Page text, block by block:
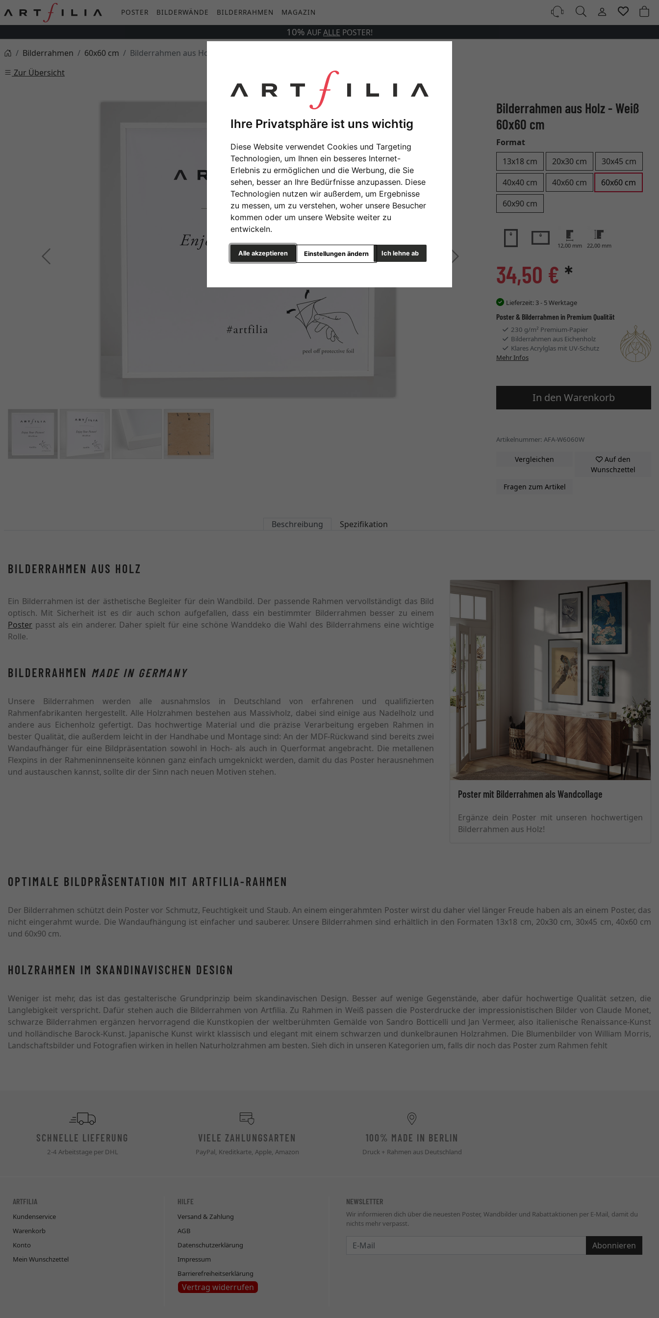
Ihre Privatsphäre ist uns wichtig
Diese Website verwendet Cookies und Targeting
Technologien, um Ihnen ein besseres Internet-
Erlebnis zu ermöglichen und die Werbung, die Sie
sehen, besser an Ihre Bedürfnisse anzupassen. Diese
Technologien nutzen wir außerdem, um Ergebnisse
zu messen, um zu verstehen, woher unsere Besucher
kommen oder um unsere Website weiter zu
entwickeln.
Alle akzeptieren Ich lehne ab
Einstellungen ändern
POSTER BILDERWÄNDE BILDERRAHMEN MAGAZIN
10% AUFALLE POSTER!
Bilderrahmen
60x60 cm
Bilderrahmen aus Holz - Weiß
Zur Übersicht
Zurück Weiter
Bilderrahmen aus Holz - Weiß
60x60 cm
Format
13x18 cm
20x30 cm
30x45 cm
40x40 cm
40x60 cm
60x60 cm
60x90 cm
12,00 mm 22,00 mm
34,50 € *
Lieferzeit: 3 - 5 Werktage
Poster & Bilderrahmen in Premium Qualität
230 g/m² Premium-Papier
Bilderrahmen aus Eichenholz
Klares Acrylglas mit UV-Schutz
Mehr Infos
In den Warenkorb
Artikelnummer: AFA-W6060W
Vergleichen
Auf den
Wunschzettel
Fragen zum Artikel
Beschreibung Spezifikation
BILDERRAHMEN AUS HOLZ
Ein Bilderrahmen ist der ästhetische Begleiter für dein Wandbild. Der passende Rahmen vervollständigt das Bild
optisch. Mit Sicherheit ist es dir auch schon aufgefallen, dass ein bestimmter Bilderrahmen besser zu einem
Poster passt als ein anderer. Daher spielt für eine schöne Wanddeko die Wahl des Bilderrahmens eine wichtige
Rolle.
BILDERRAHMEN MADE IN GERMANY
Unsere Bilderrahmen werden alle ausnahmslos in Deutschland von erfahrenen und qualifizierten
Rahmenfabrikanten hergestellt. Alle Holzrahmen bestehen aus Massivholz, dabei sind einige aus Nadelholz und
andere aus Eichenholz gefertigt. Das hochwertige Material und die präzise Verarbeitung ergeben Rahmen in
bester Qualität, die außerdem leicht in der Handhabe und Montage sind: An der MDF-Rückwand sind bereits zwei
Wandaufhänger für eine Bildpräsentation sowohl in Hoch- als auch in Querformat angebracht. Die metallenen
Flexpins in der Rahmeninnenseite können ganz einfach umgeknickt werden, damit du das Poster herausnehmen
und austauschen kannst, sollte dir der Sinn nach neuen Motiven stehen.
Poster mit Bilderrahmen als Wandcollage
Ergänze dein Poster mit unseren hochwertigen
Bilderrahmen aus Holz!
OPTIMALE BILDPRÄSENTATION MIT ARTFILIA-RAHMEN
Der Bilderrahmen schützt dein Poster vor Schmutz, Feuchtigkeit und Staub. An einem eingerahmten Poster wirst du daher viel länger Freude haben als an einem Poster, das
nicht eingerahmt wurde. Die Wandaufhängung ist einfacher und sauberer. Unsere Bilderrahmen sind erhältlich in den Formaten 13x18 cm, 20x30 cm, 30x45 cm, 40x60 cm
und 60x90 cm.
HOLZRAHMEN IM SKANDINAVISCHEN DESIGN
Weniger ist mehr, das ist das gestalterische Grundprinzip beim skandinavischen Design. Besser auf wenige Gegenstände, aber dafür hochwertige Qualität setzen, die
Langlebigkeit verspricht. Dafür stehen auch die Bilderrahmen von Artfilia. Zu Rahmen in Weiß passen die Posterdrucke der impressionistischen Bilder von Claude Monet,
schwarze Bilderrahmen ergänzen hervorragend die Kunstkopien der weltberühmten Gemälde von Sandro Botticelli und Jan Vermeer, also italienische Renaissance-Kunst
und holländische Barock-Kunst. Japanische Kunst wirkt klassisch und elegant mit einem schwarzen und dunkelbraunen Holzrahmen. Die Blumenbilder von William Morris,
Landschaftsbilder und Fotografien wirken in hellen Naturholzrahmen am besten. Sieh dich in unseren Kategorien um, falls dir noch das Poster zum Rahmen fehlt
SCHNELLE LIEFERUNG
2-4 Arbeitstage per DHL
VIELE ZAHLUNGSARTEN
PayPal, Kreditkarte, Apple, Amazon
100% MADE IN BERLIN
Druck + Rahmen aus Deutschland
ARTFILIA
Kundenservice
Warenkorb
Konto
Mein Wunschzettel
HILFE
Versand & Zahlung
AGB
Datenschutzerklärung
Impressum
Barrierefreiheitserklärung
Vertrag widerrufen
NEWSLETTER
Wir informieren dich über die neuesten Poster, Wandbilder und Rabattaktionen per E-Mail, damit du
nichts mehr verpasst.
Abonnieren